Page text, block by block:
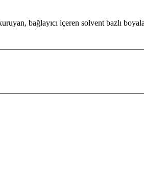
bağlayıcı içeren solvent bazlı